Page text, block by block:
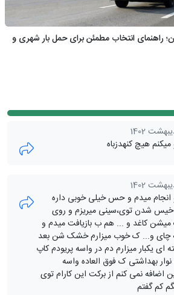
راهنمای انتخاب مطمئن برای حمل بار شهری و
هیچ کنهدزباه
انجام میدم و حس خیلی خوبی داره
خیس شدن توی،سینی میریزم و روی
میشن کاغد و ... هم ب بازیافت میدم و
چای و.‌.. ک خوب میزارم خشک شن بعد
ای یکبار میزارم دم در واسه پریودم کاپ
بهداشتی ک فوق العاده واسه
نمی کنم از برکت این کارام توی
کم گفتم